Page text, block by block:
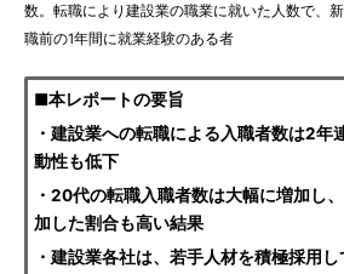
数。転職により建設業の職業に就いた人数で、
職前の1年間に就業経験のある者
■本レポートの要旨
・建設業への転職による入職者数は2年
動性も低下
・20代の転職入職者数は大幅に増加し
加した割合も高い結果
・建設業各社は、若手人材を積極採用